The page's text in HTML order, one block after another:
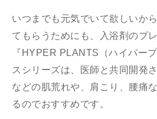
いつまでも元気でいて欲しいか
てもらうためにも、入浴剤のプ
『HYPER PLANTS（ハイパー
スシリーズは、医師と共同開発
などの肌荒れや、肩こり、腰痛
るのでおすすめです。